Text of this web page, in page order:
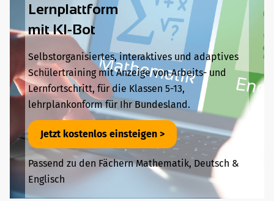
Lernplattform
mit KI-Bot
Selbstorganisiertes, interaktives und adaptives
Schülertraining mit Anzeige von Arbeits- und
Lernfortschritt, für die Klassen 5-13,
lehrplankonform für Ihr Bundesland.
Jetzt kostenlos einsteigen >
Passend zu den Fächern Mathematik, Deutsch &
Englisch